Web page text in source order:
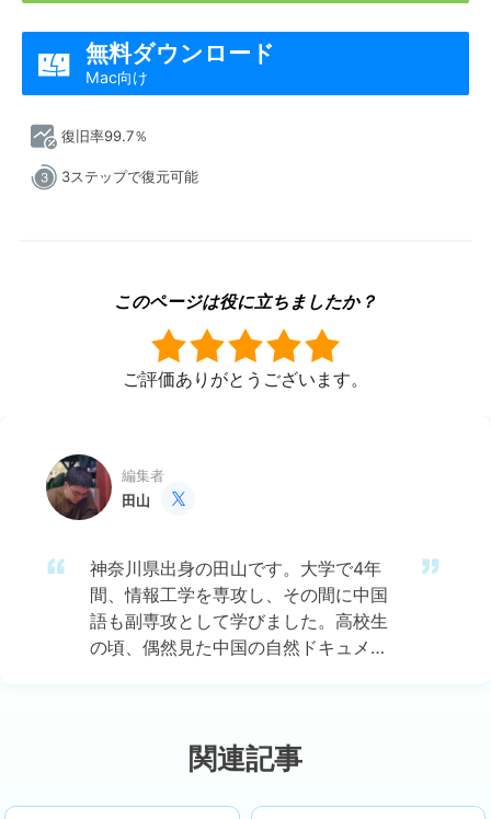
 無料ダウンロード
Mac向け
復旧率99.7％
3ステップで復元可能
このページは役に立ちましたか？
ご評価ありがとうございます。
編集者
田山

神奈川県出身の田山です。大学で4年
間、情報工学を専攻し、その間に中国
語も副専攻として学びました。高校生
の頃、偶然見た中国の自然ドキュメン
通じて、ますますIT分野における日中
両国の連携の可能性に注目するように
なりました。 現在はEaseUSに勤務
関連記事